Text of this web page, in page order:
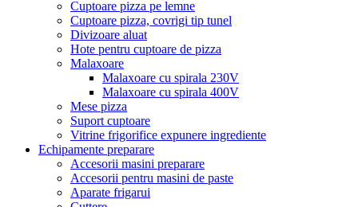
Cuptoare pizza pe lemne
Cuptoare pizza, covrigi tip tunel
Divizoare aluat
Hote pentru cuptoare de pizza
Malaxoare
Malaxoare cu spirala 230V
Malaxoare cu spirala 400V
Mese pizza
Suport cuptoare
Vitrine frigorifice expunere ingrediente
Echipamente preparare
Accesorii masini preparare
Accesorii pentru masini de paste
Aparate frigarui